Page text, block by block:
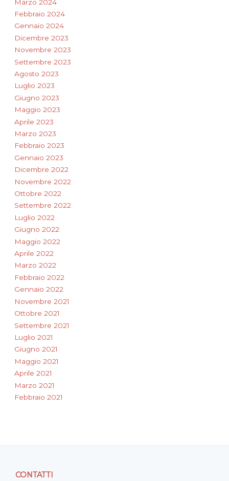
Marzo 2024
Febbraio 2024
Gennaio 2024
Dicembre 2023
Novembre 2023
Settembre 2023
Agosto 2023
Luglio 2023
Giugno 2023
Maggio 2023
Aprile 2023
Marzo 2023
Febbraio 2023
Gennaio 2023
Dicembre 2022
Novembre 2022
Ottobre 2022
Settembre 2022
Luglio 2022
Giugno 2022
Maggio 2022
Aprile 2022
Marzo 2022
Febbraio 2022
Gennaio 2022
Novembre 2021
Ottobre 2021
Settembre 2021
Luglio 2021
Giugno 2021
Maggio 2021
Aprile 2021
Marzo 2021
Febbraio 2021
CONTATTI